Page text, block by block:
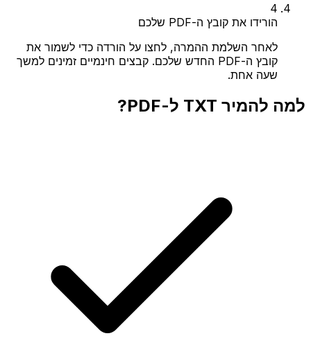
4
הורידו את קובץ ה-PDF שלכם
לאחר השלמת ההמרה, לחצו על הורדה כדי לשמור את
קובץ ה-PDF החדש שלכם. קבצים חינמיים זמינים למשך
שעה אחת.
למה להמיר TXT ל-PDF?